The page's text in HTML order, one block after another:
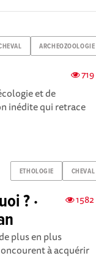
ARCHEOZOOLOGIE
719
et de
inédite qui retrace
ETHOLOGIE CHEVAL
1582
? ·
plus en plus
à acquérir